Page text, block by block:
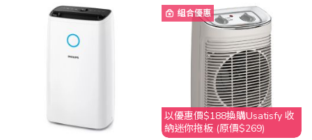
組合優惠
以優惠價$188換購Usatisfy 收
納迷你拖板 (原價$269)